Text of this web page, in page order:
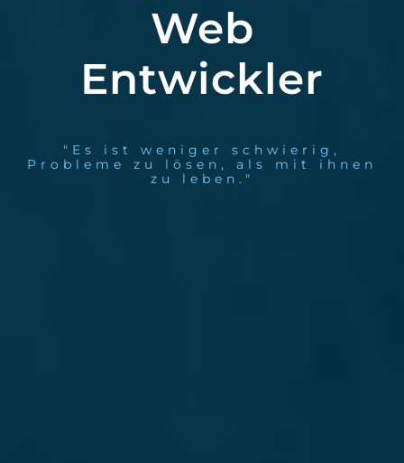
Web
Entwickler
"Es ist weniger schwierig,
Probleme zu lösen, als mit ihnen
zu leben."